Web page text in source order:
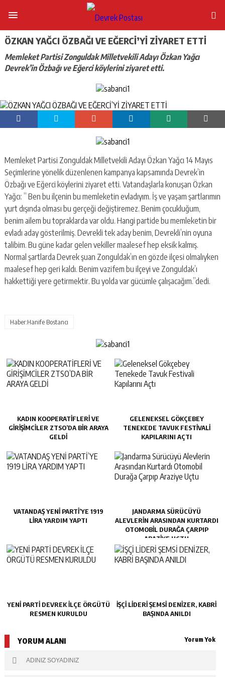
ÖZKAN YAĞCI ÖZBAĞI VE EĞERCİ’Yİ ZİYARET ETTİ
Memleket Partisi Zonguldak Milletvekili Adayı Özkan Yağcı
Devrek’in Özbağı ve Eğerci köylerini ziyaret etti.
Memleket Partisi Zonguldak Milletvekili Adayı Özkan Yağcı 14 Mayıs
Seçimlerine yönelik düzenlenen kampanya kapsamında Devrek’in
Özbağı ve Eğerci köylerini ziyaret etti. Vatandaşlarla konuşan Özkan
Yağcı: ” Ben bu ilçenin bu memleketin evladıyım. İş ve yaşam şartlarımın
yurt dışında olması bu gerçeği değiştiremez. Benim çocukluğum,
benim ailem bu topraklarda var oldu. Hangi partide bu memleketin bir
evladı aday gösterilmiş. Devrekli tek aday benim, Devrekli’nin oyuna
talibim. Bu güne kadar gelen vekiller maalesef hep eksik kalmış.
Normal şartlarda Devrek şuan Zonguldak’ın en gözde ilçesi olmalıyken
maalesef hep geri kaldı. Benim vazifem bu ilçeyi ve Zonguldak’ı
hakkettiği yere getirmektir. Bu yolda var gücümle çalışacağım.”dedi.
Haber:Hanife Bostancı
KADIN KOOPERATİFLERİ VE
GİRİŞİMCİLER ZTSO’DA BİR ARAYA
GELDİ
GELENEKSEL GÖKÇEBEY
TENEKEDE TAVUK FESTIVALI
KAPILARINI AÇTI
VATANDAŞ YENİ PARTİ’YE 1919
LİRA YARDIM YAPTI
JANDARMA SÜRÜCÜYÜ
ALEVLERIN ARASINDAN KURTARDI
OTOMOBIL DURAĞA ÇARPIP
ARAZIYE UÇTU
YENİ PARTİ DEVREK İLÇE ÖRGÜTÜ
RESMEN KURULDU
İŞÇİ LİDERİ ŞEMSİ DENİZER, KABRİ
BAŞINDA ANILDI
YORUM ALANI Yorum Yok